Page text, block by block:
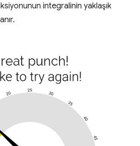
integralinin yaklaşık